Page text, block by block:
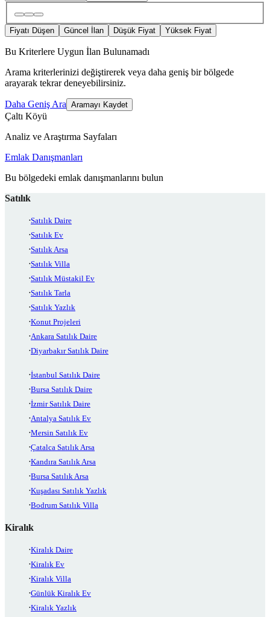
Fiyatı Düşen Güncel İlan Düşük Fiyat Yüksek Fiyat
Bu Kriterlere Uygun İlan Bulunamadı
Arama kriterlerinizi değiştirerek veya daha geniş bir bölgede
arayarak tekrar deneyebilirsiniz.
Daha Geniş Ara Aramayı Kaydet
Çaltı Köyü
Analiz ve Araştırma Sayfaları
Emlak Danışmanları
Bu bölgedeki emlak danışmanlarını bulun
Satılık
Satılık Daire
Satılık Ev
Satılık Arsa
Satılık Villa
Satılık Müstakil Ev
Satılık Tarla
Satılık Yazlık
Konut Projeleri
Ankara Satılık Daire
Diyarbakır Satılık Daire
İstanbul Satılık Daire
Bursa Satılık Daire
İzmir Satılık Daire
Antalya Satılık Ev
Mersin Satılık Ev
Çatalca Satılık Arsa
Kandıra Satılık Arsa
Bursa Satılık Arsa
Kuşadası Satılık Yazlık
Bodrum Satılık Villa
Kiralık
Kiralık Daire
Kiralık Ev
Kiralık Villa
Günlük Kiralık Ev
Kiralık Yazlık